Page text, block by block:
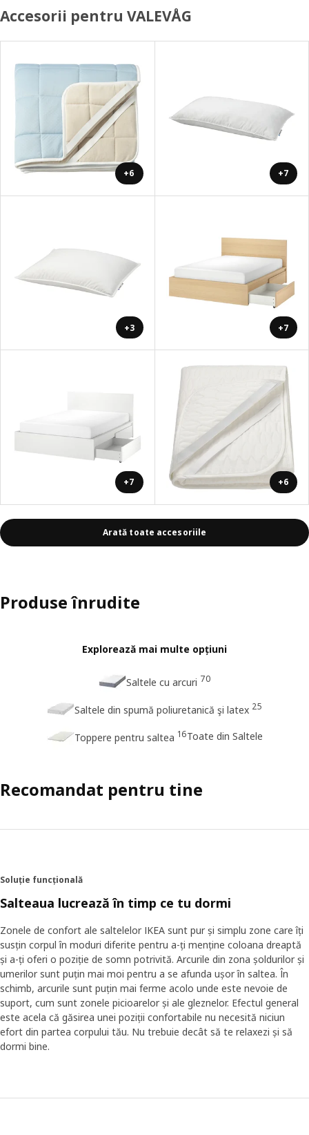
Accesorii pentru VALEVÅG
+6 +7
+3 +7
+7 +6
Arată toate accesoriile
Produse înrudite
Explorează mai multe opțiuni
Saltele cu arcuri 70
Saltele din spumă poliuretanică şi latex 25
Toppere pentru saltea 16Toate din Saltele
Recomandat pentru tine
Soluție funcțională
Salteaua lucrează în timp ce tu dormi
Zonele de confort ale saltelelor IKEA sunt pur și simplu zone care îți
susțin corpul în moduri diferite pentru a-ți menține coloana dreaptă
și a-ți oferi o poziție de somn potrivită. Arcurile din zona șoldurilor și
umerilor sunt puțin mai moi pentru a se afunda ușor în saltea. În
schimb, arcurile sunt puțin mai ferme acolo unde este nevoie de
suport, cum sunt zonele picioarelor și ale gleznelor. Efectul general
este acela că găsirea unei poziții confortabile nu necesită niciun
efort din partea corpului tău. Nu trebuie decât să te relaxezi și să
dormi bine.